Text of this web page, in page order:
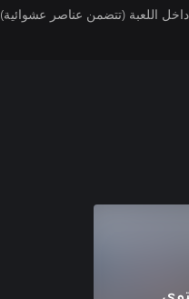
اللعبة (تتضمن عناصر عشوائية)